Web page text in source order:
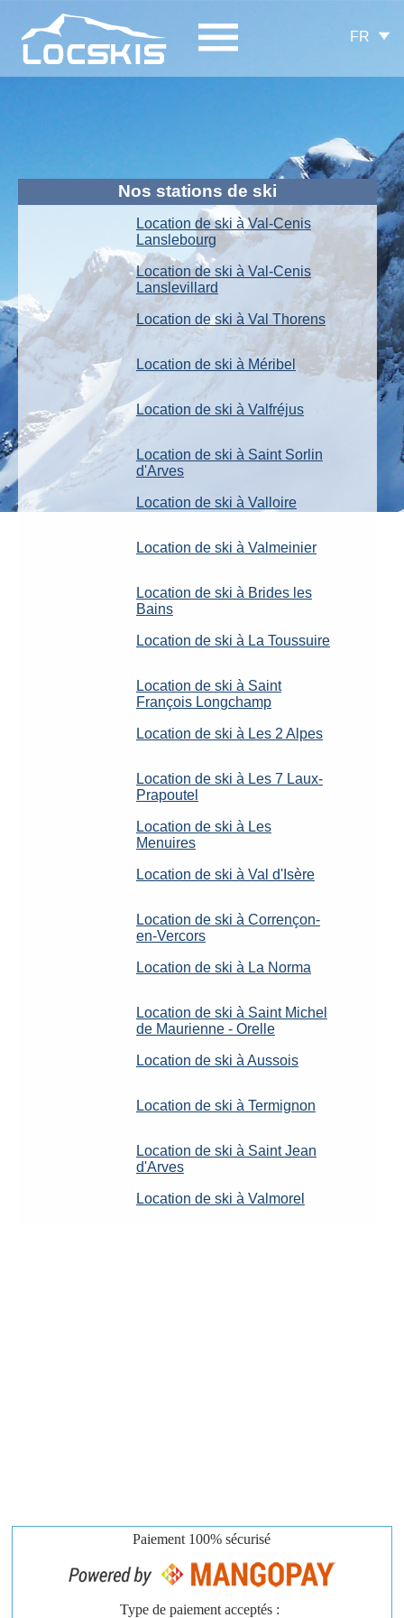
FR
Nos stations de ski
Location de ski à Val-Cenis
Lanslebourg
Location de ski à Val-Cenis
Lanslevillard
Location de ski à Val Thorens
Location de ski à Méribel
Location de ski à Valfréjus
Location de ski à Saint Sorlin
d'Arves
Location de ski à Valloire
Location de ski à Valmeinier
Location de ski à Brides les
Bains
Location de ski à La Toussuire
Location de ski à Saint
François Longchamp
Location de ski à Les 2 Alpes
Location de ski à Les 7 Laux-
Prapoutel
Location de ski à Les
Menuires
Location de ski à Val d'Isère
Location de ski à Corrençon-
en-Vercors
Location de ski à La Norma
Location de ski à Saint Michel
de Maurienne - Orelle
Location de ski à Aussois
Location de ski à Termignon
Location de ski à Saint Jean
d'Arves
Location de ski à Valmorel
Paiement 100% sécurisé
Type de paiement acceptés :